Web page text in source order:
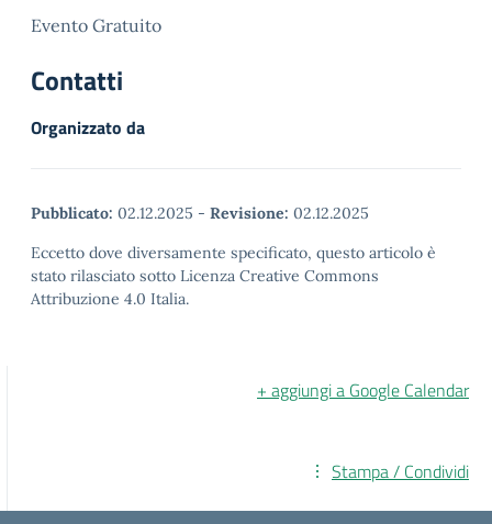
Evento Gratuito
Contatti
Organizzato da
Pubblicato: 02.12.2025 - Revisione: 02.12.2025
Eccetto dove diversamente specificato, questo articolo è
stato rilasciato sotto Licenza Creative Commons
Attribuzione 4.0 Italia.
+ aggiungi a Google Calendar
Stampa / Condividi